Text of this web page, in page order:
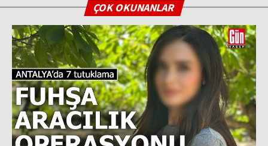
ÇOK OKUNANLAR